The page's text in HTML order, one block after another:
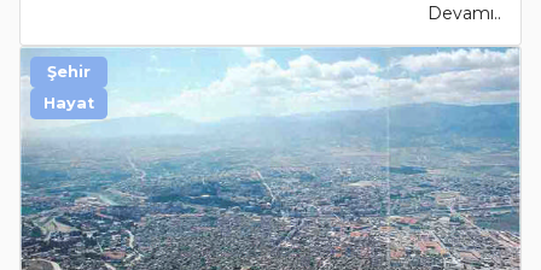
Devamı..
Şehir
Hayat